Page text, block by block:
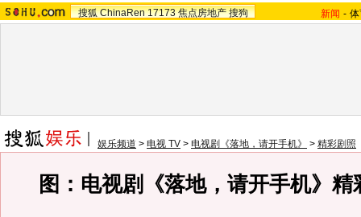
搜狐 ChinaRen 17173 焦点房地产 搜狗 新闻 -
娱乐频道 > 电视 TV > 电视剧《落地，请开手机》 > 精彩剧照
图：电视剧《落地，请开手机》精